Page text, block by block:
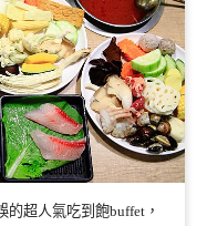
的超人氣吃到飽buffet，